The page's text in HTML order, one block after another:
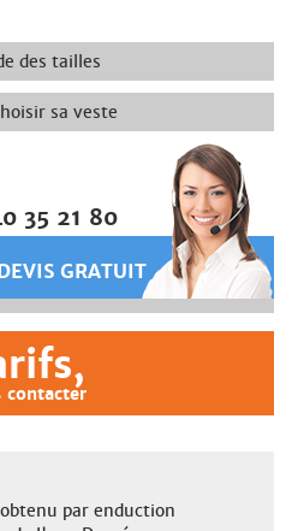
des tailles
sa veste
35 21 80
GRATUIT
contacter
par enduction